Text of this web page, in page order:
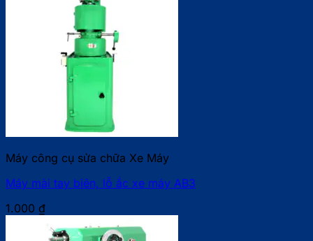
Máy công cụ sửa chữa Xe Máy
Máy mài tay biên, lỗ ắc xe máy AB3
1.000 ₫